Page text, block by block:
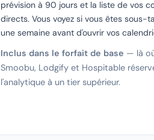
prévision à 90 jours et la liste de vos
directs. Vous voyez si vous êtes sous-
une semaine avant d'ouvrir vos
Inclus dans le forfait de base — là
Smoobu, Lodgify et Hospitable
l'analytique à un tier supérieur.